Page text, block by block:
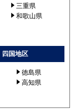
三重県
和歌山県
四国地区
徳島県
高知県